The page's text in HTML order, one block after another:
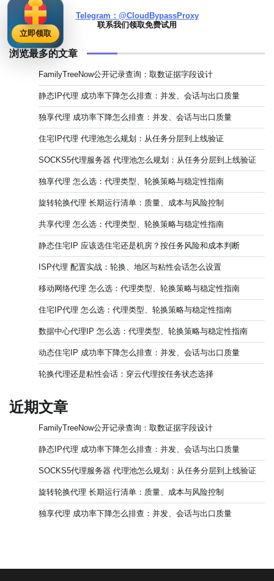
Telegram：@CloudBypassProxy
联系我们领取免费试用
浏览最多的文章
FamilyTreeNow公开记录查询：取数证据字段设计
静态IP代理 成功率下降怎么排查：并发、会话与出口质量
独享代理 成功率下降怎么排查：并发、会话与出口质量
住宅IP代理 代理池怎么规划：从任务分层到上线验证
SOCKS5代理服务器 代理池怎么规划：从任务分层到上线验证
独享代理 怎么选：代理类型、轮换策略与稳定性指南
旋转轮换代理 长期运行清单：质量、成本与风险控制
共享代理 怎么选：代理类型、轮换策略与稳定性指南
静态住宅IP 应该选住宅还是机房？按任务风险和成本判断
ISP代理 配置实战：轮换、地区与粘性会话怎么设置
移动网络代理 怎么选：代理类型、轮换策略与稳定性指南
住宅IP代理 怎么选：代理类型、轮换策略与稳定性指南
数据中心代理IP 怎么选：代理类型、轮换策略与稳定性指南
动态住宅IP 成功率下降怎么排查：并发、会话与出口质量
轮换代理还是粘性会话：穿云代理按任务状态选择
近期文章
FamilyTreeNow公开记录查询：取数证据字段设计
静态IP代理 成功率下降怎么排查：并发、会话与出口质量
SOCKS5代理服务器 代理池怎么规划：从任务分层到上线验证
旋转轮换代理 长期运行清单：质量、成本与风险控制
独享代理 成功率下降怎么排查：并发、会话与出口质量
立即领取